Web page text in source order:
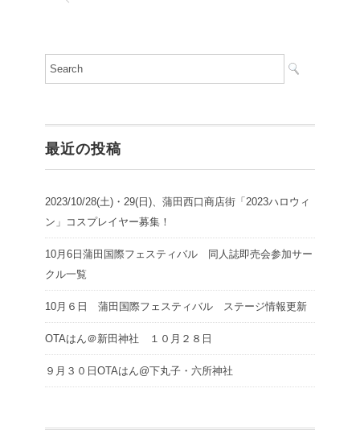
最近の投稿
2023/10/28(土)・29(日)、蒲田西口商店街「2023ハロウィ
ン」コスプレイヤー募集！
10月6日蒲田国際フェスティバル 同人誌即売会参加サー
クル一覧
10月６日 蒲田国際フェスティバル ステージ情報更新
OTAはん＠新田神社 １０月２８日
９月３０日OTAはん@下丸子・六所神社